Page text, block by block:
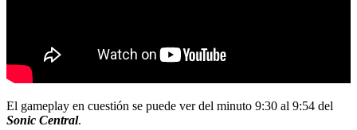
El gameplay en cuestión se puede ver del minuto 9:30 al 9:54 del
Sonic Central.